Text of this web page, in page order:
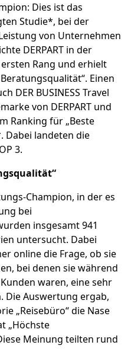
Dies ist das
Studie*, bei der
von Unternehmen
DERPART in der
Rang und erhielt
Einen
DER BUSINESS Travel
von DERPART und
Ranking für „Beste
Dabei landeten die
3.
Champion, in der es
bei
insgesamt 941
untersucht. Dabei
online die Frage, ob sie
bei denen sie während
waren, eine sehr
Die Auswertung ergab,
„Reisebüro“ die Nase
„Höchste
Meinung teilten rund